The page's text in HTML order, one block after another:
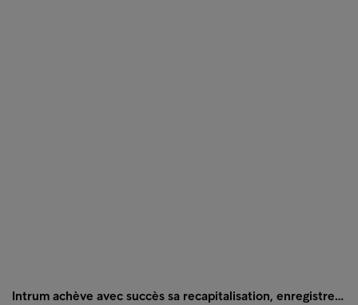
Intrum achève avec succès sa recapitalisation, enregistre…